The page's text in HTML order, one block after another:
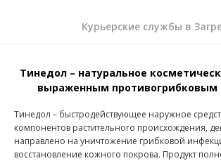
Курьерские службы в
Тинедол – натуральное
выраженным противогрибковым
Тинедол – быстродействующее наружное
компонентов растительного происхождения,
направлено на уничтожение грибковой
восстановление кожного покрова. Продукт